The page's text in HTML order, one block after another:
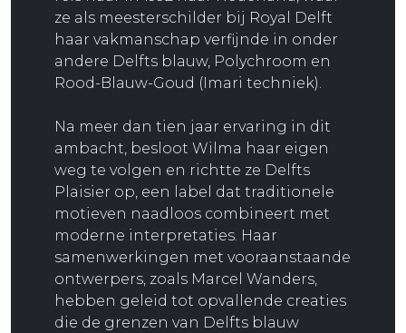
ze als meesterschilder bij Royal Delft
haar vakmanschap verfijnde in onder
andere Delfts blauw, Polychroom en
Rood-Blauw-Goud (Imari techniek).
Na meer dan tien jaar ervaring in dit
ambacht, besloot Wilma haar eigen
weg te volgen en richtte ze Delfts
Plaisier op, een label dat traditionele
motieven naadloos combineert met
moderne interpretaties. Haar
samenwerkingen met vooraanstaande
ontwerpers, zoals Marcel Wanders,
hebben geleid tot opvallende creaties
die de grenzen van Delfts blauw